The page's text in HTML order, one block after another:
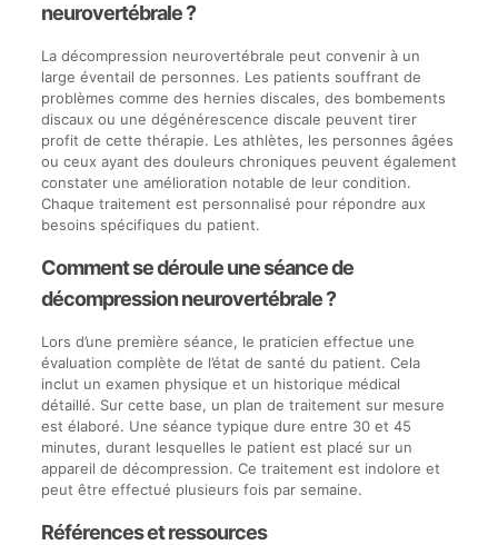
neurovertébrale ?
La décompression neurovertébrale peut convenir à un
large éventail de personnes. Les patients souffrant de
problèmes comme des hernies discales, des bombements
discaux ou une dégénérescence discale peuvent tirer
profit de cette thérapie. Les athlètes, les personnes âgées
ou ceux ayant des douleurs chroniques peuvent également
constater une amélioration notable de leur condition.
Chaque traitement est personnalisé pour répondre aux
besoins spécifiques du patient.
Comment se déroule une séance de
décompression neurovertébrale ?
Lors d’une première séance, le praticien effectue une
évaluation complète de l’état de santé du patient. Cela
inclut un examen physique et un historique médical
détaillé. Sur cette base, un plan de traitement sur mesure
est élaboré. Une séance typique dure entre 30 et 45
minutes, durant lesquelles le patient est placé sur un
appareil de décompression. Ce traitement est indolore et
peut être effectué plusieurs fois par semaine.
Références et ressources